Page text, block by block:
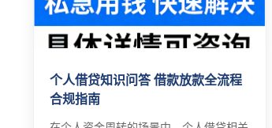
个人借贷知识问答 借款放款全流程
合规指南